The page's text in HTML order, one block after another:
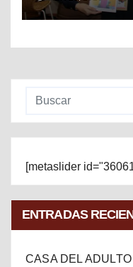
MÉXICO
[metaslider
ENTRADAS
CASA DEL